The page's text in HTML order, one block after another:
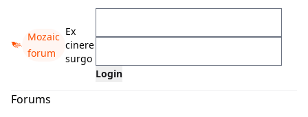
Mozaic
forum
Ex
cinere
surgo
Forums